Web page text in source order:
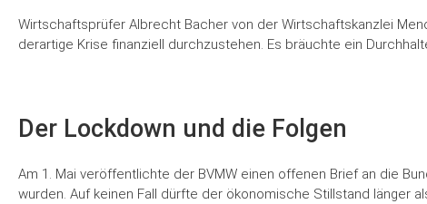
Wirtschaftsprüfer Albrecht Bacher von der Wirtschaftskanzlei
derartige Krise finanziell durchzustehen. Es bräuchte ein
Der Lockdown und die Folgen
Am 1. Mai veröffentlichte der BVMW einen offenen Brief an die
wurden. Auf keinen Fall dürfte der ökonomische Stillstand länger